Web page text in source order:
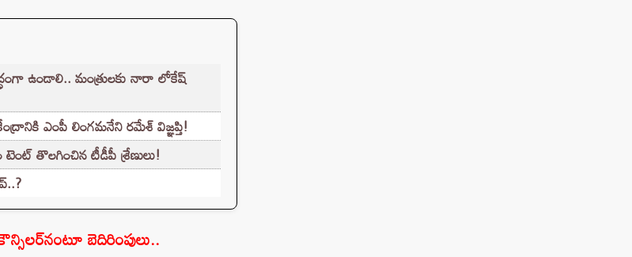
ఉండాలి.. మంత్రులకు నారా లోకేష్
ఎంపీ లింగమనేని రమేశ్ విజ్ఞప్తి!
తొలగించిన టీడీపీ శ్రేణులు!
బెదిరింపులు..